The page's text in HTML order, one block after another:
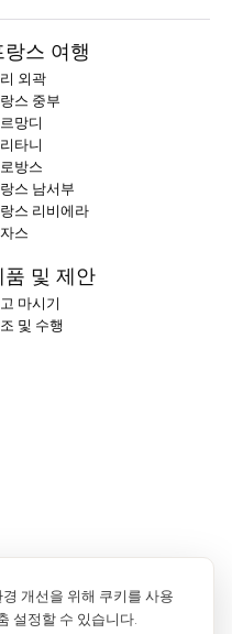
설정할 수 있습니다.
프랑스 여행
외곽
스 중부
망디
타니
방스
스 남서부
스 리비에라
스
제품 및 제안
마시기
및 수행